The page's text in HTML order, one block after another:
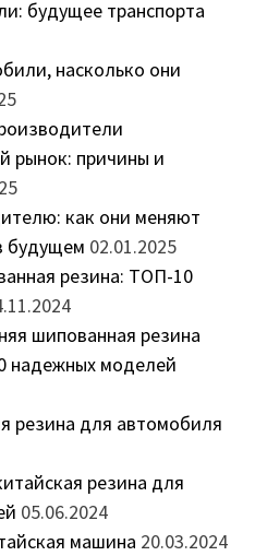
будущее транспорта
насколько они
рынок: причины и
как они меняют
будущем 02.01.2025
резина: ТОП-10
шипованная резина
надежных моделей
резина для автомобиля
резина для
05.06.2024
машина 20.03.2024